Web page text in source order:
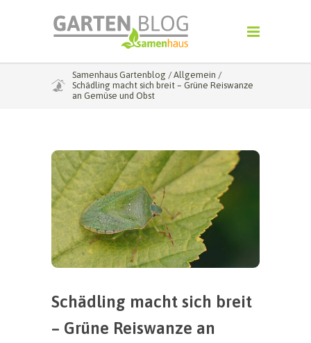
Samenhaus Gartenblog / Allgemein /
Schädling macht sich breit – Grüne Reiswanze
an Gemüse und Obst
Schädling macht sich breit
– Grüne Reiswanze an